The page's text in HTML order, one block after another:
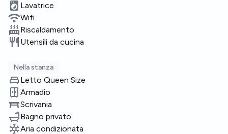
Lavatrice
Wifi
Riscaldamento
Utensili da cucina
Nella stanza
Letto Queen Size
Armadio
Scrivania
Bagno privato
Aria condizionata